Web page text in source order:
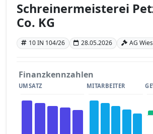
Schreinermeisterei
Co. KG
10 IN 104/26 28.05.2026 AG
Finanzkennzahlen
UMSATZ MITARBEITER